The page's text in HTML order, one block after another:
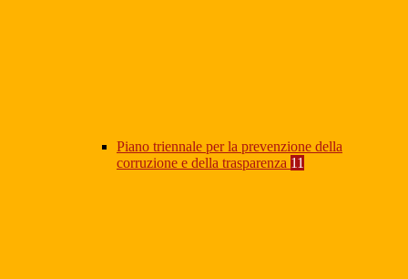
Piano triennale per la prevenzione della
corruzione e della trasparenza 11